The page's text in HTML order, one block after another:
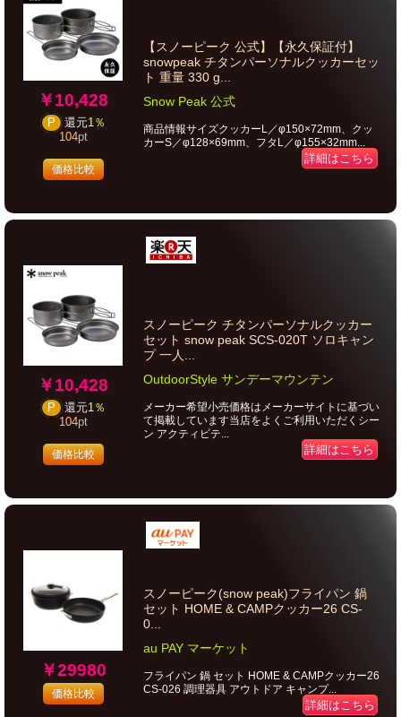
￥10,428
P 還元1％
104pt
価格比較
【スノーピーク 公式】【永久保証付】
snowpeak チタンパーソナルクッカーセッ
ト 重量 330 g...
Snow Peak 公式
商品情報サイズクッカーL／φ150×72mm、クッ
カーS／φ128×69mm、フタL／φ155×32mm...
詳細はこちら
￥10,428
P 還元1％
104pt
価格比較
スノーピーク チタンパーソナルクッカー
セット snow peak SCS-020T ソロキャン
プ 一人...
OutdoorStyle サンデーマウンテン
メーカー希望小売価格はメーカーサイトに基づい
て掲載しています当店をよくご利用いただくシー
ン アクティビテ...
詳細はこちら
￥29980
価格比較
スノーピーク(snow peak)フライパン 鍋
セット HOME & CAMPクッカー26 CS-
0...
au PAY マーケット
フライパン 鍋 セット HOME & CAMPクッカー26
CS-026 調理器具 アウトドア キャンプ...
詳細はこちら